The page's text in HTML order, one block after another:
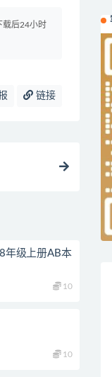
载后24小时
链接
年级上册AB本
10
10